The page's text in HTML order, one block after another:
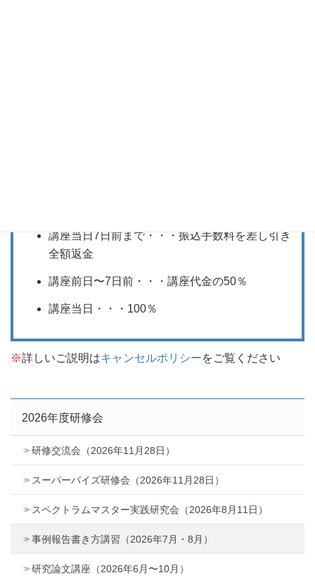
講座当日7日前まで・・・振込手数料を差し引き
全額返金
講座前日〜7日前・・・講座代金の50％
講座当日・・・100％
※詳しいご説明はキャンセルポリシーをご覧ください
2026年度研修会
研修交流会（2026年11月28日）
スーパーバイズ研修会（2026年11月28日）
スペクトラムマスター実践研究会（2026年8月11日）
事例報告書き方講習（2026年7月・8月）
研究論文講座（2026年6月〜10月）